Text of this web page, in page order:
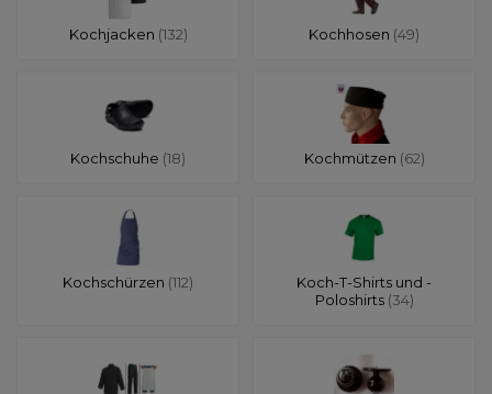
Kochjacken (132) Kochhosen (49)
Kochschuhe (18) Kochmützen (62)
Kochschürzen (112)
Koch-T-Shirts und -
Poloshirts (34)